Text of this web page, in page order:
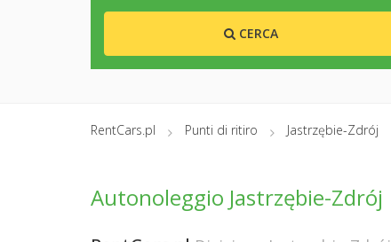
CERCA
RentCars.pl Punti di ritiro Jastrzębie-Zdrój
Autonoleggio Jastrzębie-Zdrój